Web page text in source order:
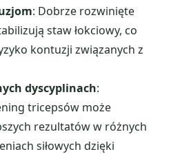
: Dobrze rozwinięte
staw łokciowy, co
kontuzji związanych z
dyscyplinach:
tricepsów może
rezultatów w różnych
siłowych dzięki